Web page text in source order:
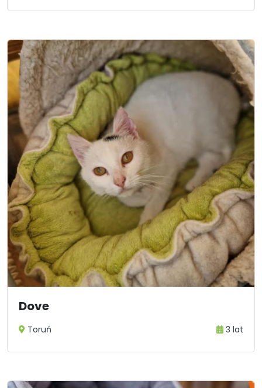
Dove
Toruń 3 lat